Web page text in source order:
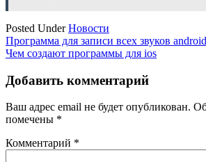
Posted UnderНовости
Навигация
по
записям
Программа для записи всех звуков android
Чем создают программы для ios
Добавить комментарий
Ваш адрес email не будет опубликован.
помечены *
Комментарий *